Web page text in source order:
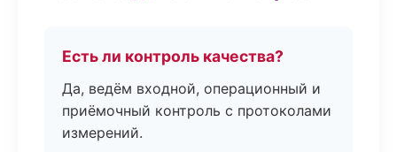
Есть ли контроль качества?
Да, ведём входной, операционный и
приёмочный контроль с протоколами
измерений.